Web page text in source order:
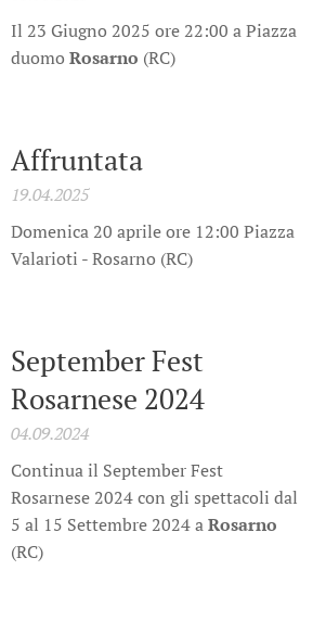
Il 23 Giugno 2025 ore 22:00 a Piazza
duomo Rosarno (RC)
Affruntata
19.04.2025
Domenica 20 aprile ore 12:00 Piazza
Valarioti - Rosarno (RC)
September Fest
Rosarnese 2024
04.09.2024
Continua il September Fest
Rosarnese 2024 con gli spettacoli dal
5 al 15 Settembre 2024 aRosarno
(RC)